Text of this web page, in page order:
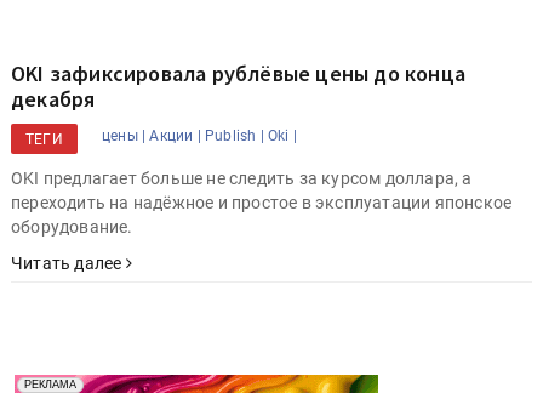
OKI зафиксировала рублёвые цены до конца
декабря
ТЕГИ цены | Акции | Publish | Oki |
OKI предлагает больше не следить за курсом доллара, а
переходить на надёжное и простое в эксплуатации японское
оборудование.
Читать далее
РЕКЛАМА
Реклама. Рекламодатель ООО "Передовые Системы